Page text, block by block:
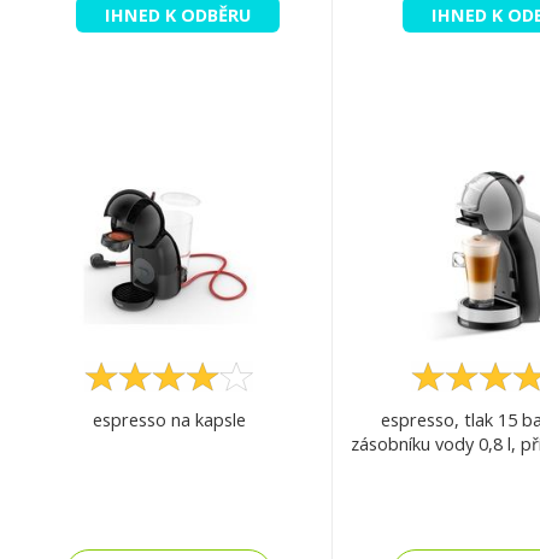
IHNED K ODBĚRU
espresso na kapsle
IHNED K
espresso, tlak 15
zásobníku vody 0,8 l,